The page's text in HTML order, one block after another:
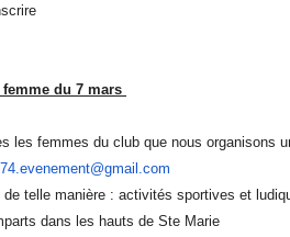
du 7 mars
les femmes du club que nous organisons
de telle manière : activités sportives et
dans les hauts de Ste Marie